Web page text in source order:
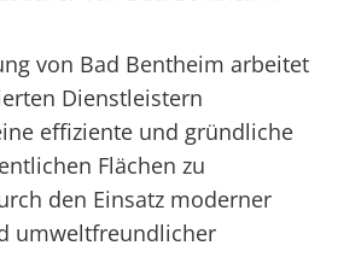
von Bad Bentheim arbeitet
Dienstleistern
effiziente und gründliche
Flächen zu
den Einsatz moderner
umweltfreundlicher